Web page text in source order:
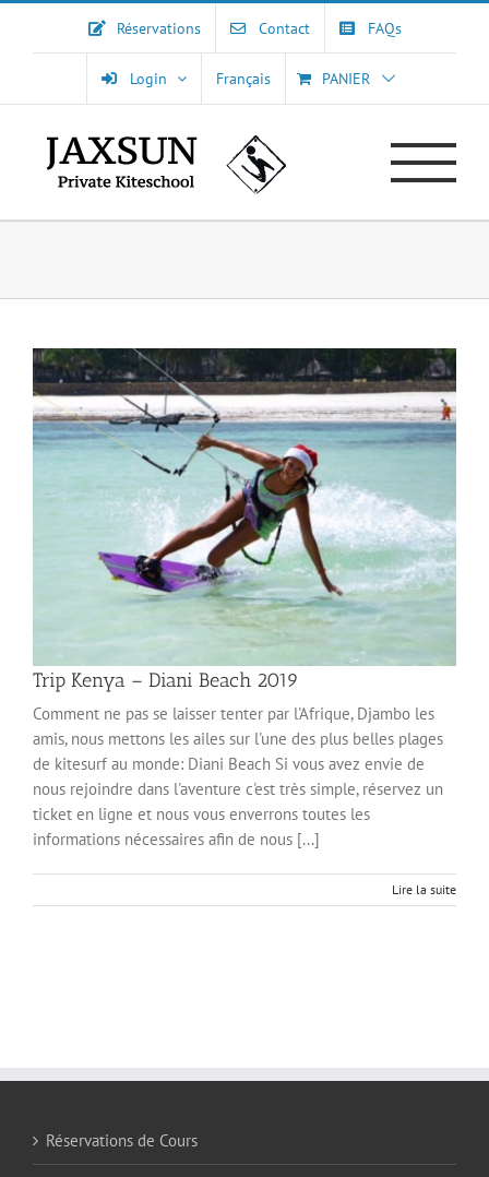
Réservations Contact FAQs
Login Français PANIER
Trip Kenya – Diani Beach 2019
Comment ne pas se laisser tenter par l'Afrique, Djambo les
amis, nous mettons les ailes sur l'une des plus belles plages
de kitesurf au monde: Diani Beach Si vous avez envie de
nous rejoindre dans l'aventure c'est très simple, réservez un
ticket en ligne et nous vous enverrons toutes les
informations nécessaires afin de nous [...]
Lire la suite
Réservations de Cours